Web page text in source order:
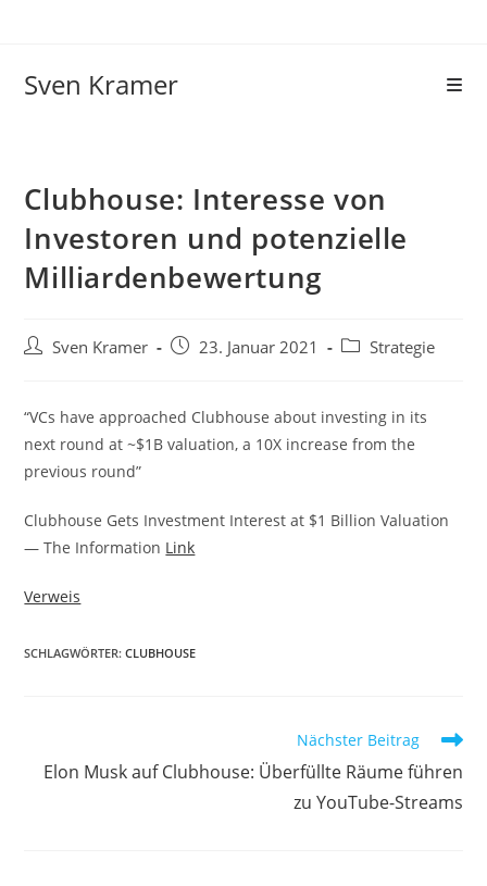
Sven Kramer
Clubhouse: Interesse von
Investoren und potenzielle
Milliardenbewertung
Sven Kramer 23. Januar 2021 Strategie
“VCs have approached Clubhouse about investing in its
next round at ~$1B valuation, a 10X increase from the
previous round”
Clubhouse Gets Investment Interest at $1 Billion Valuation
— The Information Link
Verweis
SCHLAGWÖRTER:CLUBHOUSE
Nächster Beitrag
Elon Musk auf Clubhouse: Überfüllte Räume führen
zu YouTube-Streams